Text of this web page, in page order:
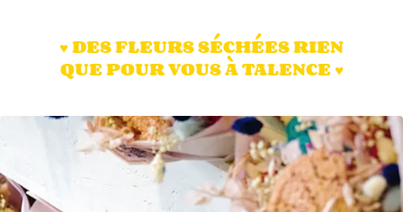
♥️ DES FLEURS SÉCHÉES RIEN
QUE POUR VOUS À TALENCE ♥️